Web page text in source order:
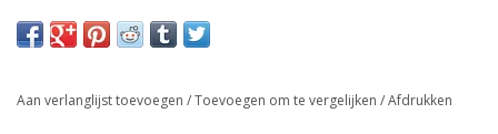
Aan verlanglijst toevoegen /Toevoegen om te vergelijken /Afdrukken